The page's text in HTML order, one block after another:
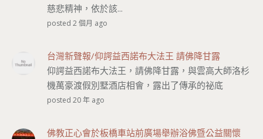
慈悲精神，依於該...
posted 2 個月 ago
台灣新聲報/仰諤益西諾布大法王 請佛降甘露
仰諤益西諾布大法王，請佛降甘露，與雲高大師洛杉
機萬豪渡假別墅酒店相會，露出了傳承的祕底
posted 20 年 ago
佛教正心會於板橋車站前廣場舉辦浴佛暨公益關懷